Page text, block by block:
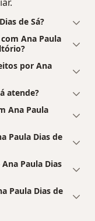
de Sá?
Ana Paula
por Ana
atende?
Ana Paula
Paula Dias de
Paula Dias
Paula Dias de